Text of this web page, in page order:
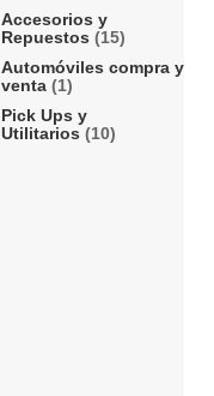
Accesorios y
Repuestos (15)
Automóviles compra y
venta (1)
Pick Ups y
Utilitarios (10)